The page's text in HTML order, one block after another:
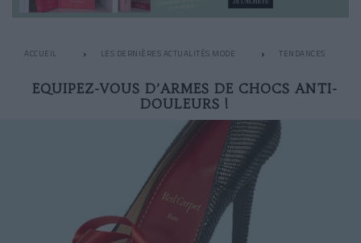
ACCUEIL LES DERNIÈRES ACTUALITÉS MODE TENDANCES
EQUIPEZ-VOUS D’ARMES DE CHOCS ANTI-
DOULEURS !